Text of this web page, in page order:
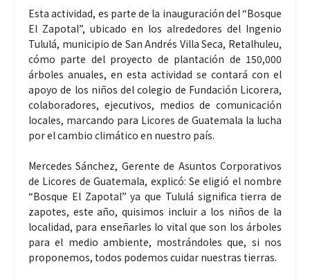
Esta actividad, es parte de la inauguración del “Bosque
El Zapotal”, ubicado en los alrededores del Ingenio
Tululá, municipio de San Andrés Villa Seca, Retalhuleu,
cómo parte del proyecto de plantación de 150,000
árboles anuales, en esta actividad se contará con el
apoyo de los niños del colegio de Fundación Licorera,
colaboradores, ejecutivos, medios de comunicación
locales, marcando para Licores de Guatemala la lucha
por el cambio climático en nuestro país.
Mercedes Sánchez, Gerente de Asuntos Corporativos
de Licores de Guatemala, explicó: Se eligió el nombre
“Bosque El Zapotal” ya que Tululá significa tierra de
zapotes, este año, quisimos incluir a los niños de la
localidad, para enseñarles lo vital que son los árboles
para el medio ambiente, mostrándoles que, si nos
proponemos, todos podemos cuidar nuestras tierras.